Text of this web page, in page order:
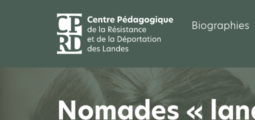
Biographies
Nomades «